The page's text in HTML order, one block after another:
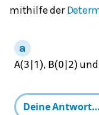
mithilfe der
A(3 1 ), B(0 2) und